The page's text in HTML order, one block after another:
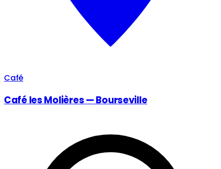
Café
Café les Molières — Bourseville